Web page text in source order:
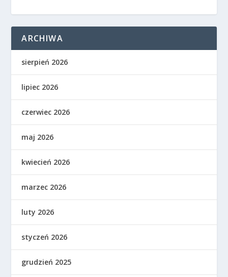
ARCHIWA
sierpień 2026
lipiec 2026
czerwiec 2026
maj 2026
kwiecień 2026
marzec 2026
luty 2026
styczeń 2026
grudzień 2025